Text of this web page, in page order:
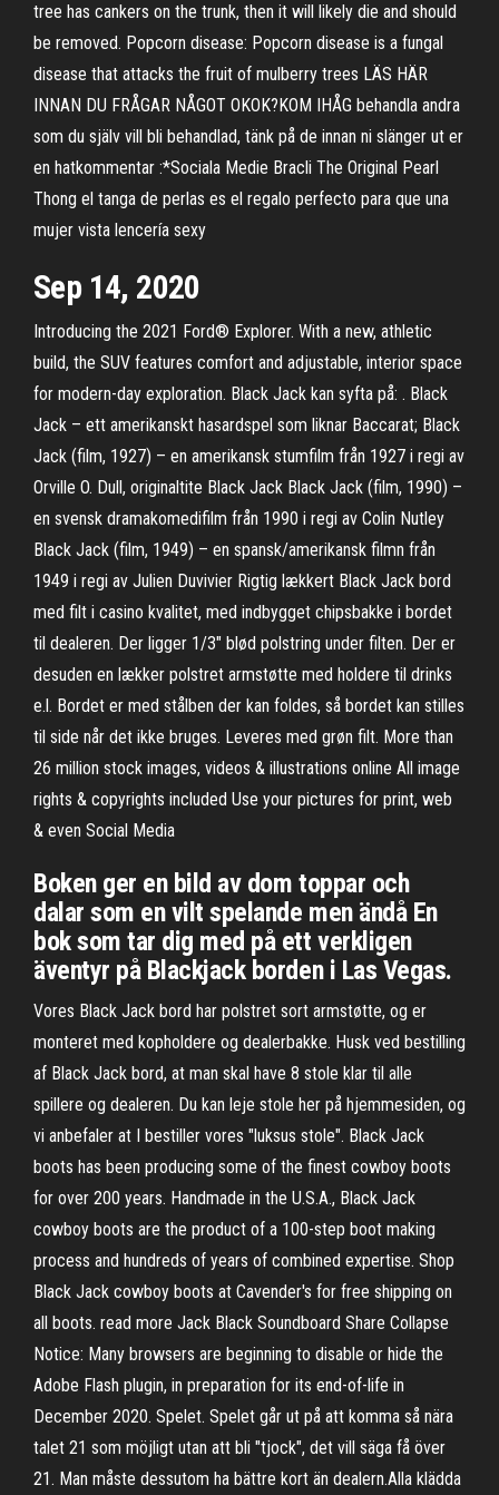
tree has cankers on the trunk, then it will likely die and should
be removed. Popcorn disease: Popcorn disease is a fungal
disease that attacks the fruit of mulberry trees LÄS HÄR
INNAN DU FRÅGAR NÅGOT OKOK?KOM IHÅG behandla andra
som du själv vill bli behandlad, tänk på de innan ni slänger ut er
en hatkommentar :*Sociala Medie Bracli The Original Pearl
Thong el tanga de perlas es el regalo perfecto para que una
mujer vista lencería sexy
Sep 14, 2020
Introducing the 2021 Ford® Explorer. With a new, athletic
build, the SUV features comfort and adjustable, interior space
for modern-day exploration. Black Jack kan syfta på: . Black
Jack – ett amerikanskt hasardspel som liknar Baccarat; Black
Jack (film, 1927) – en amerikansk stumfilm från 1927 i regi av
Orville O. Dull, originaltite Black Jack Black Jack (film, 1990) –
en svensk dramakomedifilm från 1990 i regi av Colin Nutley
Black Jack (film, 1949) – en spansk/amerikansk filmn från
1949 i regi av Julien Duvivier Rigtig lækkert Black Jack bord
med filt i casino kvalitet, med indbygget chipsbakke i bordet
til dealeren. Der ligger 1/3" blød polstring under filten. Der er
desuden en lækker polstret armstøtte med holdere til drinks
e.l. Bordet er med stålben der kan foldes, så bordet kan stilles
til side når det ikke bruges. Leveres med grøn filt. More than
26 million stock images, videos & illustrations online All image
rights & copyrights included Use your pictures for print, web
& even Social Media
Boken ger en bild av dom toppar och
dalar som en vilt spelande men ändå En
bok som tar dig med på ett verkligen
äventyr på Blackjack borden i Las Vegas.
Vores Black Jack bord har polstret sort armstøtte, og er
monteret med kopholdere og dealerbakke. Husk ved bestilling
af Black Jack bord, at man skal have 8 stole klar til alle
spillere og dealeren. Du kan leje stole her på hjemmesiden, og
vi anbefaler at I bestiller vores "luksus stole". Black Jack
boots has been producing some of the finest cowboy boots
for over 200 years. Handmade in the U.S.A., Black Jack
cowboy boots are the product of a 100-step boot making
process and hundreds of years of combined expertise. Shop
Black Jack cowboy boots at Cavender's for free shipping on
all boots. read more Jack Black Soundboard Share Collapse
Notice: Many browsers are beginning to disable or hide the
Adobe Flash plugin, in preparation for its end-of-life in
December 2020. Spelet. Spelet går ut på att komma så nära
talet 21 som möjligt utan att bli "tjock", det vill säga få över
21. Man måste dessutom ha bättre kort än dealern.Alla klädda